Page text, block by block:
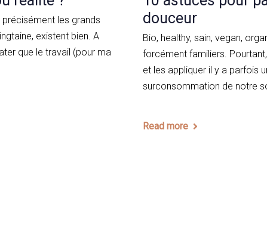
les grands
existent bien. A
que le travail (pour ma
douceur
Bio, healthy, sain, vegan,
forcément familiers.
et les appliquer il y a parfois
surconsommation de notre
Read more